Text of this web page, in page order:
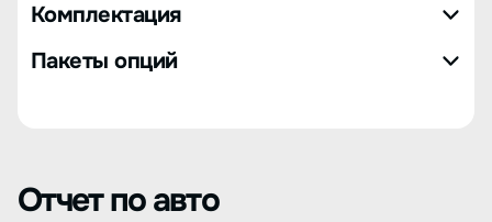
Комплектация
Пакеты опций
Отчет по авто